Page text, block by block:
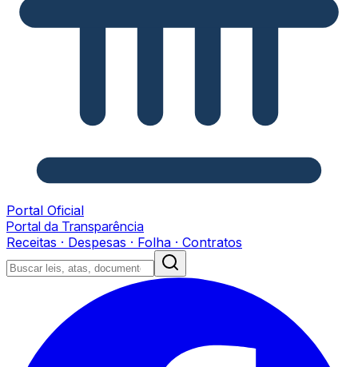
Portal Oficial
Portal da Transparência
Receitas · Despesas · Folha · Contratos